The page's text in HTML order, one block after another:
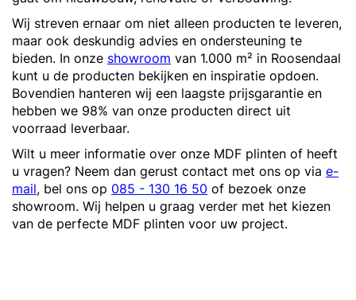
Wij streven ernaar om niet alleen producten te leveren,
maar ook deskundig advies en ondersteuning te
bieden. In onze showroom van 1.000 m² in Roosendaal
kunt u de producten bekijken en inspiratie opdoen.
Bovendien hanteren wij een laagste prijsgarantie en
hebben we 98% van onze producten direct uit
voorraad leverbaar.
Wilt u meer informatie over onze MDF plinten of heeft
u vragen? Neem dan gerust contact met ons op via e-
mail, bel ons op 085 - 130 16 50 of bezoek onze
showroom. Wij helpen u graag verder met het kiezen
van de perfecte MDF plinten voor uw project.